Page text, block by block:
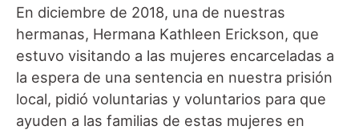
En diciembre de 2018, una de nuestras
hermanas, Hermana Kathleen Erickson, que
estuvo visitando a las mujeres encarceladas a
la espera de una sentencia en nuestra prisión
local, pidió voluntarias y voluntarios para que
ayuden a las familias de estas mujeres en